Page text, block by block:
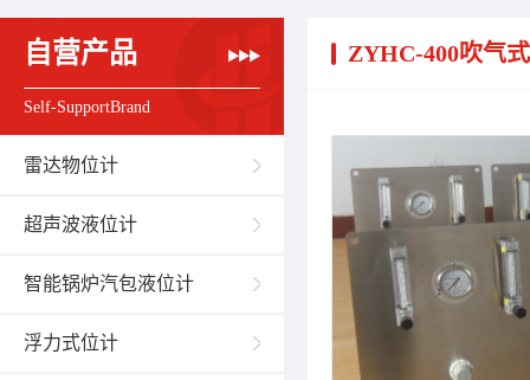
自营产品
Self-SupportBrand
雷达物位计
超声波液位计
智能锅炉汽包液位计
浮力式位计
ZYHC-400吹气